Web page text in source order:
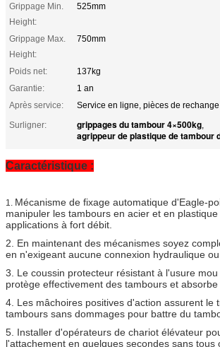
Grippage Min.
Height:
525mm
Grippage Max.
Height:
750mm
Poids net:
137kg
Garantie:
1 an
Après service:
Service en ligne, pièces de rechange
Surligner:
grippages du tambour 4×500kg,
agrippeur de plastique de tambour
Caractéristique :
1. Mécanisme de fixage automatique d'Eagle-
manipuler les tambours en acier et en
applications à fort débit.
2. En maintenant des mécanismes soyez
en n'exigeant aucune connexion hydraulique ou
3. Le coussin protecteur résistant à l'usure
protège effectivement des tambours et absorbe
4. Les mâchoires positives d'action assurent le
tambours sans dommages pour battre du
5. Installer d'opérateurs de chariot élévateur
l'attachement en quelques secondes sans tous